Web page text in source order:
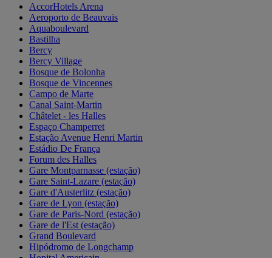
AccorHotels Arena
Aeroporto de Beauvais
Aquaboulevard
Bastilha
Bercy
Bercy Village
Bosque de Bolonha
Bosque de Vincennes
Campo de Marte
Canal Saint-Martin
Châtelet - les Halles
Espaço Champerret
Estação Avenue Henri Martin
Estádio De França
Forum des Halles
Gare Montparnasse (estação)
Gare Saint-Lazare (estação)
Gare d'Austerlitz (estação)
Gare de Lyon (estação)
Gare de Paris-Nord (estação)
Gare de l'Est (estação)
Grand Boulevard
Hipódromo de Longchamp